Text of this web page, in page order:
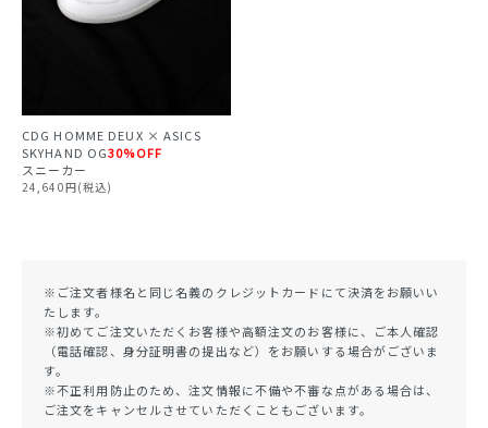
CDG HOMME DEUX × ASICS
SKYHAND OG30%OFF
スニーカー
24,640円(税込)
※ご注文者様名と同じ名義のクレジットカードにて決済をお願いい
たします。
※初めてご注文いただくお客様や高額注文のお客様に、ご本人確認
（電話確認、身分証明書の提出など）をお願いする場合がございま
す。
※不正利用防止のため、注文情報に不備や不審な点がある場合は、
ご注文をキャンセルさせていただくこともございます。